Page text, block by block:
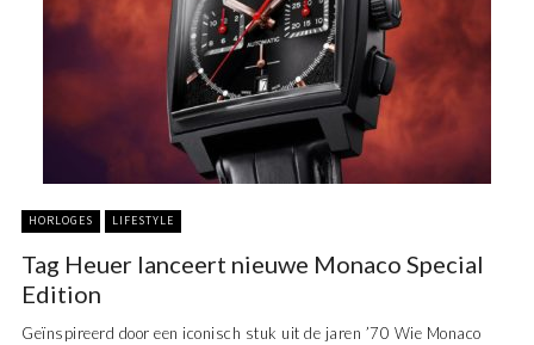
HORLOGES LIFESTYLE
Tag Heuer lanceert nieuwe Monaco Special
Edition
Geïnspireerd door een iconisch stuk uit de jaren ’70 Wie Monaco